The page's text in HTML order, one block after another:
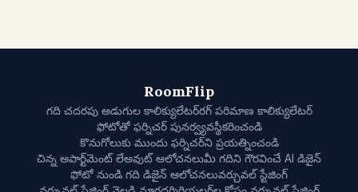
RoomFlip
గది చదరపు అడుగుల కాలిక్యులేటర్రగ్ పరిమాణ కాలిక్యులేటర్
ఫోటోతో ఫర్నిచర్ పునర్వ్యవస్థీకరించండి
కొనుగోలుకు ముందు ఫర్నిచర్‌ని ప్రయత్నించండి
చిన్న అపార్ట్‌మెంట్ లేఅవుట్ ఆలోచనలుమీ గదిని గౌరవించే AI డిజైన్
ఫోటో నుండి గది డిజైన్ ఆలోచనలువర్చువల్ స్టేజింగ్